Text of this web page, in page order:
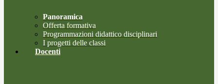
Panoramica
Offerta formativa
Programmazioni didattico disciplinari
I progetti delle classi
Docenti